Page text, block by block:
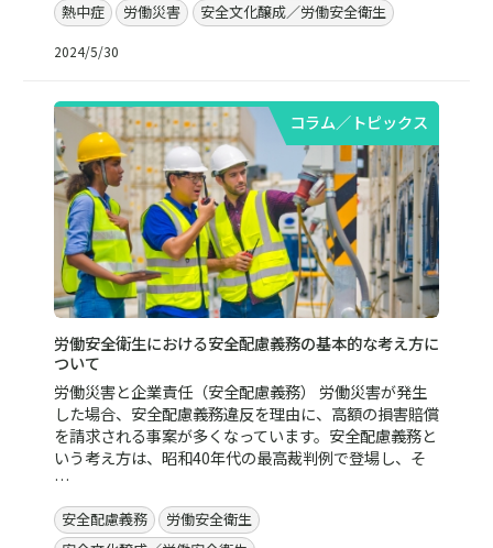
熱中症 労働災害 安全文化醸成／労働安全衛生
2024/5/30
コラム／トピックス
労働安全衛生における安全配慮義務の基本的な考え方に
ついて
労働災害と企業責任（安全配慮義務） 労働災害が発生
した場合、安全配慮義務違反を理由に、高額の損害賠償
を請求される事案が多くなっています。安全配慮義務と
いう考え方は、昭和40年代の最高裁判例で登場し、そ
…
安全配慮義務
労働安全衛生